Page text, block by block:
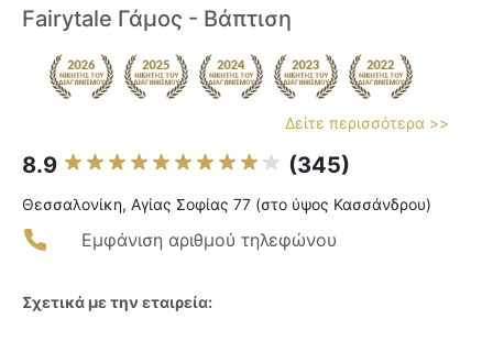
Fairytale Γάμος - Βάπτιση
Δείτε περισσότερα >>
8.9 (345)
Θεσσαλονίκη, Αγίας Σοφίας 77 (στο ύψος Κασσάνδρου)
Εμφάνιση αριθμού τηλεφώνου
Σχετικά με την εταιρεία: